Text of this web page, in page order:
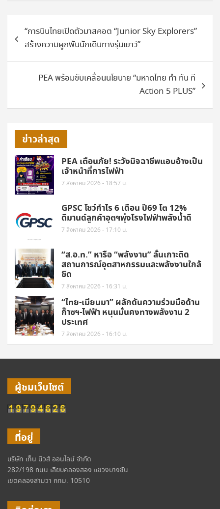
แนะแนว
เรื่อง“การบินไทยเปิดตัวมาสคอต “Junior Sky Explorers”
สร้างความผูกพันนักเดินทางรุ่นเยาว์”
PEA พร้อมขับเคลื่อนนโยบาย “มหาดไทย ทำ ทัน ที
Action 5 PLUS”
ข่าวล่าสุด
PEA เตือนภัย! ระวังมิจฉาชีพแอบอ้างเป็น
เจ้าหน้าที่การไฟฟ้า
7 สิงหาคม 2026 - 18:57 น.
GPSC โชว์กำไร 6 เดือน ปี69 โต 12%
ดีมานด์ลูกค้าอุตฯพุ่งโรงไฟฟ้าพลังน้ำดี
7 สิงหาคม 2026 - 17:10 น.
“ส.อ.ท.” หารือ “พลังงาน” ลั่นเกาะติด
สถานการณ์อุตสาหกรรมและพลังงานใกล้
ชิด
7 สิงหาคม 2026 - 16:31 น.
“ไทย-เมียนมา” ผลักดันความร่วมมือด้าน
ก๊าซฯ-ไฟฟ้า หนุนมั่นคงทางพลังงาน 2
ประเทศ
7 สิงหาคม 2026 - 16:10 น.
ผู้ชมเว็บไซต์
ที่อยู่
บริษัท เท็น นิวส์ ออนไลน์ จำกัด
282/198 ถนน เลียบคลองสอง แขวงบางชัน
เขตคลองสามวา กทม. 10510